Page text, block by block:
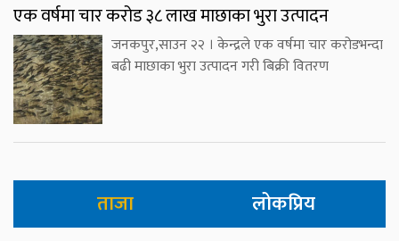
एक वर्षमा चार करोड ३८ लाख माछाका भुरा उत्पादन
जनकपुर,साउन २२ । केन्द्रले एक वर्षमा चार करोडभन्दा
बढी माछाका भुरा उत्पादन गरी बिक्री वितरण
ताजा लोकप्रिय